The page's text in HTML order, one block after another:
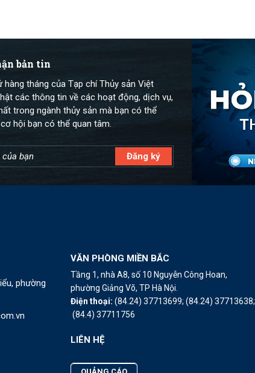
bản tin
hàng tháng của Tạp chí Thủy sản Việt
các thông tin về các hoạt động, dịch vụ,
trong ngành thủy sản mà bạn có thể
hội bạn có thể quan tâm.
phường
VĂN PHÒNG MIỀN BẮC
Tầng 1, nhà A8, số 10 Nguyễn Công Hoan,
phường Giảng Võ, TP Hà Nội.
Điện thoại:(84.24) 37713699;(84.24) 37713638;
(84.4) 37711756
LIÊN HỆ